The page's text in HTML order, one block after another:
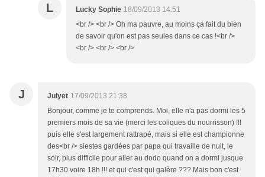
L Lucky Sophie 18/09/2013 14:51
<br /> <br /> Oh ma pauvre, au moins ça fait du bien
de savoir qu'on est pas seules dans ce cas !<br />
<br /> <br /> <br />
J Julyet 17/09/2013 21:38
Bonjour, comme je te comprends. Moi, elle n'a pas dormi les 5
premiers mois de sa vie (merci les coliques du nourrisson) !!!
puis elle s'est largement rattrapé, mais si elle est championne
des<br /> siestes gardées par papa qui travaille de nuit, le
soir, plus difficile pour aller au dodo quand on a dormi jusque
17h30 voire 18h !!! et qui c'est qui galère ??? Mais bon c'est